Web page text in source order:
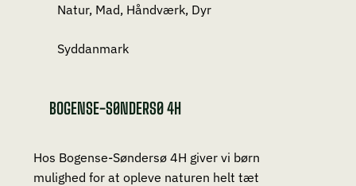
Natur, Mad, Håndværk, Dyr
Syddanmark
BOGENSE-SØNDERSØ 4H
Hos Bogense-Søndersø 4H giver vi børn
mulighed for at opleve naturen helt tæt